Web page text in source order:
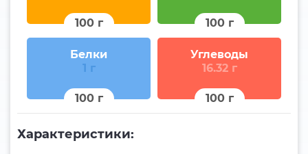
100 г 100 г
Белки
1 г
100 г
Углеводы
16.32 г
100 г
Характеристики: